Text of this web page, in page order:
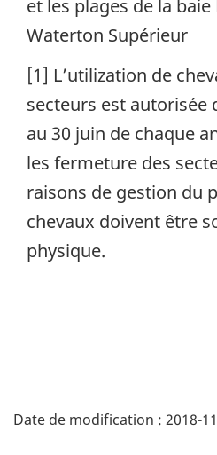
et les plages de la
Waterton Supérieur
[1] L’utilization de
secteurs est autorisée
au 30 juin de chaque
les fermeture des
raisons de gestion du
chevaux doivent être
physique.
Date de modification : 2018-